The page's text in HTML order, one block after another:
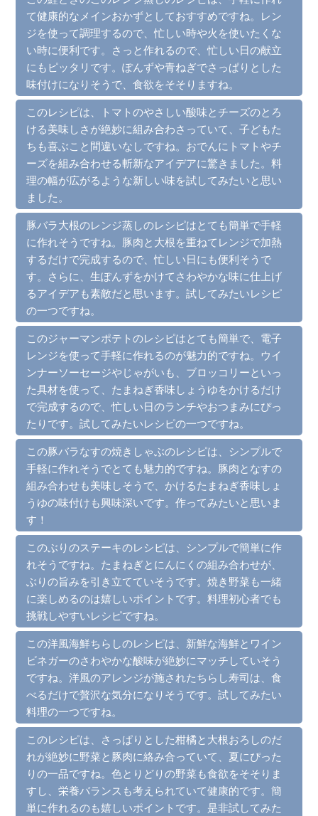
て健康的なメインおかずとしておすすめですね。レン
ジを使って調理するので、忙しい時や火を使いたくな
い時に便利です。さっと作れるので、忙しい日の献立
にもピッタリです。ぽんずや青ねぎでさっぱりとした
味付けになりそうで、食欲をそそりますね。
このレシピは、トマトのやさしい酸味とチーズのとろ
ける美味しさが絶妙に組み合わさっていて、子どもた
ちも喜ぶこと間違いなしですね。おでんにトマトやチ
ーズを組み合わせる斬新なアイデアに驚きました。料
理の幅が広がるような新しい味を試してみたいと思い
ました。
豚バラ大根のレンジ蒸しのレシピはとても簡単で手軽
に作れそうですね。豚肉と大根を重ねてレンジで加熱
するだけで完成するので、忙しい日にも便利そうで
す。さらに、生ぽんずをかけてさわやかな味に仕上げ
るアイデアも素敵だと思います。試してみたいレシピ
の一つですね。
このジャーマンポテトのレシピはとても簡単で、電子
レンジを使って手軽に作れるのが魅力的ですね。ウイ
ンナーソーセージやじゃがいも、ブロッコリーといっ
た具材を使って、たまねぎ香味しょうゆをかけるだけ
で完成するので、忙しい日のランチやおつまみにぴっ
たりです。試してみたいレシピの一つですね。
この豚バラなすの焼きしゃぶのレシピは、シンプルで
手軽に作れそうでとても魅力的ですね。豚肉となすの
組み合わせも美味しそうで、かけるたまねぎ香味しょ
うゆの味付けも興味深いです。作ってみたいと思いま
す！
このぶりのステーキのレシピは、シンプルで簡単に作
れそうですね。たまねぎとにんにくの組み合わせが、
ぶりの旨みを引き立てていそうです。焼き野菜も一緒
に楽しめるのは嬉しいポイントです。料理初心者でも
挑戦しやすいレシピですね。
この洋風海鮮ちらしのレシピは、新鮮な海鮮とワイン
ビネガーのさわやかな酸味が絶妙にマッチしていそう
ですね。洋風のアレンジが施されたちらし寿司は、食
べるだけで贅沢な気分になりそうです。試してみたい
料理の一つですね。
このレシピは、さっぱりとした柑橘と大根おろしのだ
れが絶妙に野菜と豚肉に絡み合っていて、夏にぴった
りの一品ですね。色とりどりの野菜も食欲をそそりま
すし、栄養バランスも考えられていて健康的です。簡
単に作れるのも嬉しいポイントです。是非試してみた